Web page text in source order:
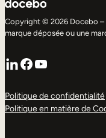
Copyright © 2026 Docebo –
marque déposée ou une
LinkedIn
Facebook
YouTube
Politique de confidentialité
Politique en matière de